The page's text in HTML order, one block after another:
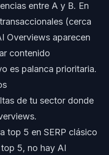
entre A y B. En
(cerca
Overviews aparecen
contenido
es palanca prioritaria.
de tu sector donde
top 5 en SERP clásico
5, no hay AI